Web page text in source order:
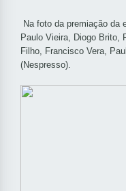
Na foto da premiação da
Paulo Vieira, Diogo Brito,
Filho, Francisco Vera,
(Nespresso).